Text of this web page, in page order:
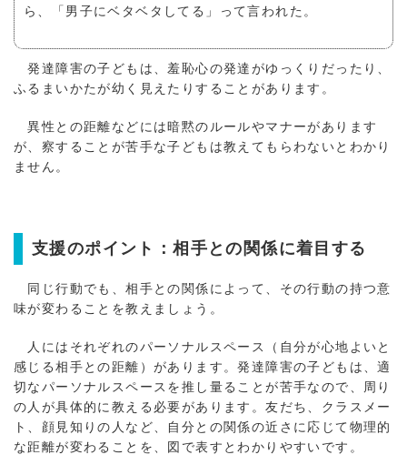
ら、「男子にベタベタしてる」って言われた。
発達障害の子どもは、羞恥心の発達がゆっくりだったり、
ふるまいかたが幼く見えたりすることがあります。
異性との距離などには暗黙のルールやマナーがあります
が、察することが苦手な子どもは教えてもらわないとわかり
ません。
支援のポイント：相手との関係に着目する
同じ行動でも、相手との関係によって、その行動の持つ意
味が変わることを教えましょう。
人にはそれぞれのパーソナルスペース（自分が心地よいと
感じる相手との距離）があります。発達障害の子どもは、適
切なパーソナルスペースを推し量ることが苦手なので、周り
の人が具体的に教える必要があります。友だち、クラスメー
ト、顔見知りの人など、自分との関係の近さに応じて物理的
な距離が変わることを、図で表すとわかりやすいです。